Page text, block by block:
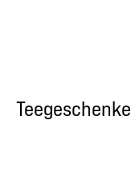
Teegeschenke